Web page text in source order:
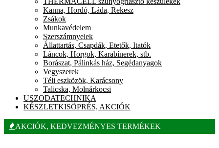
Kanna, Hordó, Láda, Rekesz
Zsákok
Munkavédelem
Szerszámnyelek
Állattartás, Csapdák, Etetők, Itatók
Láncok, Horgok, Karabínerek, stb.
Borászat, Pálinkás ház, Segédanyagok
Vegyszerek
Téli eszközök, Karácsony
Talicska, Molnárkocsi
USZODATECHNIKA
KÉSZLETKISÖPRÉS, AKCIÓK
AKCIÓK, KEDVEZMÉNYES TERMÉKEK